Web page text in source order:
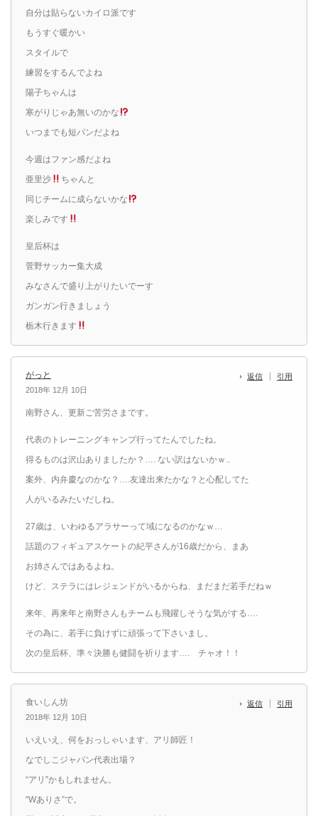
自分は貼らないカイロ派です
もうすぐ暖かい
スタイルで
練習をするんでよね
陽子ちゃんは
寒がりじゃあ無いのかな
いつまでも短パンだよね
今週はファン感だよね
亜里沙
ちゃんと
同じチームに成らないかな
楽しみです
皇后杯は
菅野サッカー集大成
みなさんで盛り上がりたいでーす
ガンガン行きましょう
栃木行きます
がっと
2018年 12月 10日
返信 引用
南野さん、更新ご苦労さまです。
代表のトレーニングキャンプ行ってたんでしたね。
得るものは沢山ありましたか？…. ない訳はないかｗ..
案外、内弁慶なのかな？….友達出来たかな？と心配してた
人がいるみたいだしね。
27歳は、いわゆるアラサーって域になるのかなｗ…
話題のフィギュアスケートの紀平さんが16歳だから、まあ
お姉さんではあるよね。
けど、ステラにはレジェンドがいるからね、まだまだ若手だねｗ
来年、再来年と南野さんもチームも飛躍しそうな気がする….
その為に、若手に負けずに頑張って下さいまし。
次の皇后杯、準々決勝も健闘を祈ります…. チャオ！！
食いしん坊
2018年 12月 10日
返信 引用
いえいえ、何をおっしゃいます、アリ師匠！
なでしこジャパン代表出場？
“アリ”かもしれません。
“Wありさ”で。